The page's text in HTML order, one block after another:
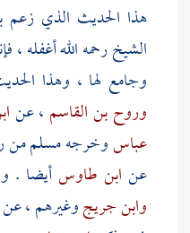
هذا الحديث الذي
الشيخ رحمه الله أغفله ،
وجامع لها ، وهذا
وروح بن القاسم ، عن
عباسوخرجهمسلممن
عن ابن طاوسأيضا .
وابن جريجوغيرهم ، عن